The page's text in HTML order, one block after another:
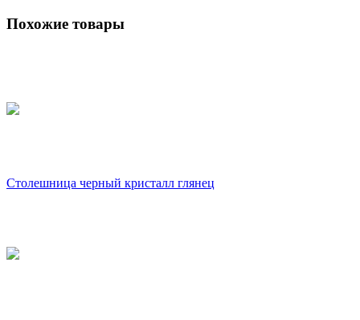
Похожие товары
Столешница черный кристалл глянец